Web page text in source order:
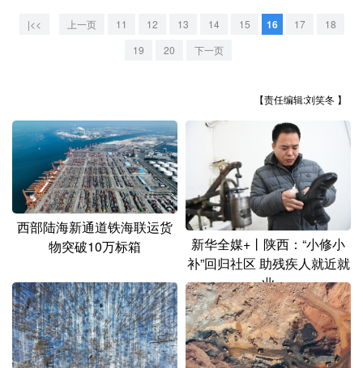
江西
山东 河南 湖南
广东 广西 海南 重庆
四川 贵州 云南 西藏
陕西 甘肃 青海 宁夏
新疆 内蒙古 黑龙江
多语种频道
|<< 上一页 11 12 13 14 15 16 17
18
19
20 下一页
【责任编辑:刘笑冬 】
西部陆海新通道铁海联运货
物突破10万标箱
新华全媒+丨陕西：“小修小
补”回归社区 助残疾人就近就
业